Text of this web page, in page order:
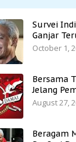
Survei
Ganjar
October 1,
Bersama
Jelang
August 27,
Beragam